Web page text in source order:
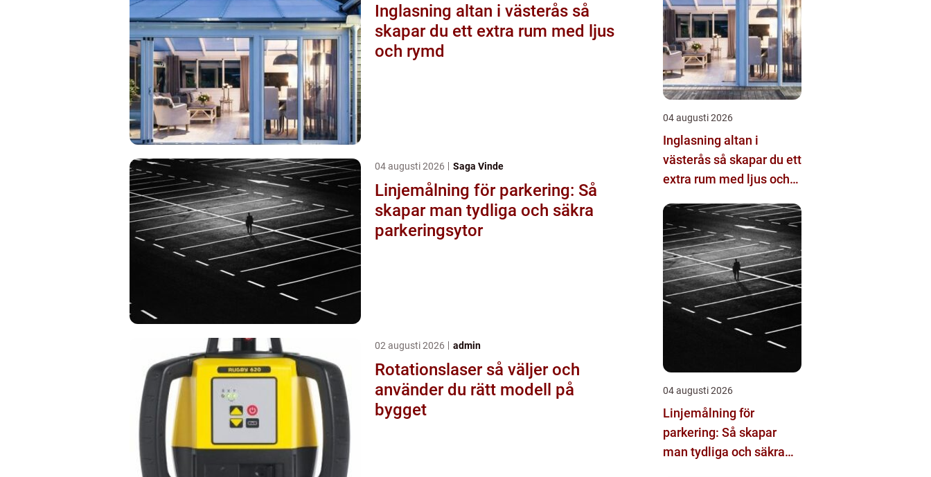
Inglasning altan i västerås så
skapar du ett extra rum med ljus
och rymd
04 augusti 2026 Saga Vinde
Linjemålning för parkering: Så
skapar man tydliga och säkra
parkeringsytor
02 augusti 2026 admin
Rotationslaser så väljer och
använder du rätt modell på
bygget
04 augusti 2026
Inglasning altan i
västerås så skapar du ett
extra rum med ljus och
04 augusti 2026
Linjemålning för
parkering: Så skapar
man tydliga och säkra